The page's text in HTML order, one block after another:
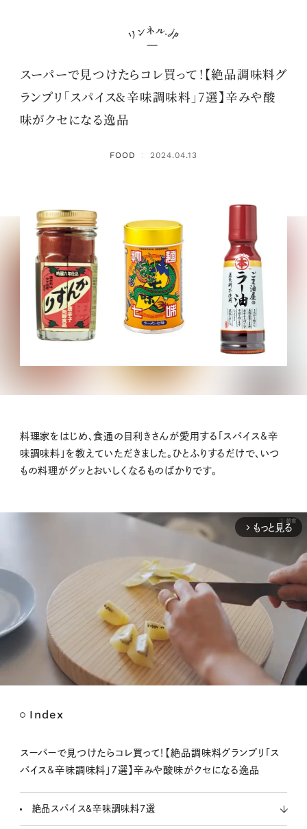
スーパーで見つけたらコレ買って！【絶品調味料グ
ランプリ「スパイス&辛味調味料」7選】辛みや酸
味がクセになる逸品
FOOD ： 2024.04.13
料理家をはじめ、食通の目利きさんが愛用する「スパイス&辛
味調味料」を教えていただきました。ひとふりするだけで、いつ
もの料理がグッとおいしくなるものばかりです。
arrow_forward_ios もっと見る
t
e
Index
スーパーで見つけたらコレ買って！【絶品調味料グランプリ「ス
パイス&辛味調味料」7選】辛みや酸味がクセになる逸品
絶品スパイス&辛味調味料7選